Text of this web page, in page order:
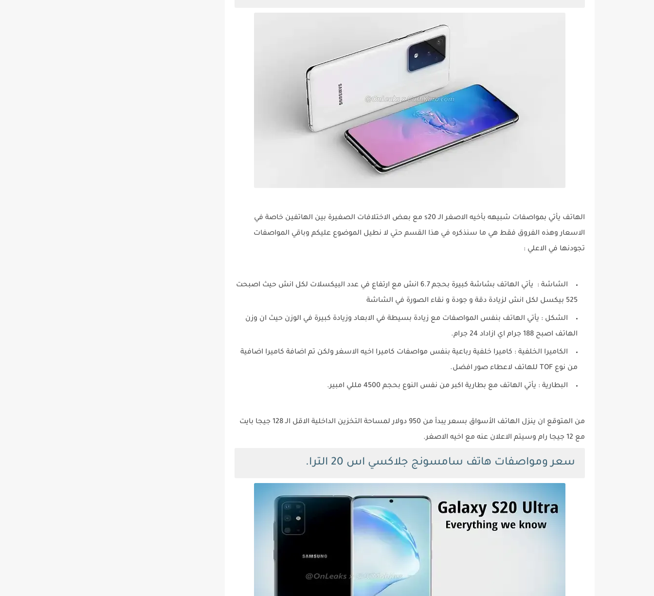
الهاتف يأتي بمواصفات شبيهه بأخيه الاصغر الـ s20 مع بعض الاختلافات الصغيرة بين الهاتفين خاصة في
الاسعار وهذه الفروق فقط هي ما سنذكره في هذا القسم حتي لا نطيل الموضوع عليكم وباقي المواصفات
تجودنها في الاعلي :
الشاشة :
يأتي الهاتف بشاشة كبيرة بحجم 6.7 انش مع ارتفاع في عدد البيكسلات لكل انش حيث اصبحت
525 بيكسل لكل انش لزيادة دقة و جودة و نقاء الصورة في الشاشة
الشكل : يأتي الهاتف بنفس المواصفات مع زيادة بسيطة في الابعاد وزيادة كبيرة في الوزن حيث ان وزن
الهاتف اصبح 188 جرام اي ازاداد 24 جرام.
الكاميرا الخلفية : كاميرا خلفية رباعية بنفس مواصفات كاميرا اخيه الاسغر ولكن تم اضافة كاميرا اضافية
من نوع TOF للهاتف لاعطاء صور افضل.
البطارية : يأتي الهاتف مع بطارية اكبر من نفس النوع بحجم 4500 مللي امبير.
من المتوقع ان ينزل الهاتف الأسواق بسعر يبدأ من 950 دولار لمساحة التخزين الداخلية الاقل الـ 128 جيجا بايت
مع 12 جيجا رام وسيتم الاعلان عنه مع اخيه الاصغر.
سعر ومواصفات هاتف سامسونج جلاكسي اس 20 الترا.